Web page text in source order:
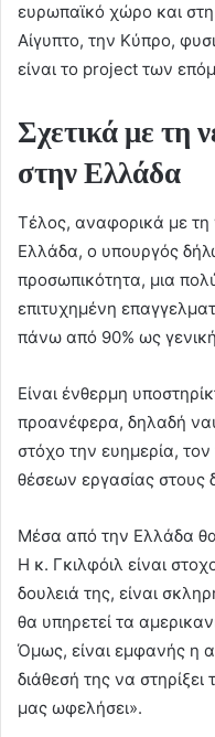
ευρωπαϊκό χώρο και στη
Αίγυπτο, την Κύπρο,
είναι το project των
Σχετικά με
στην Ελλάδα
Τέλος, αναφορικά με
Ελλάδα, ο υπουργός
προσωπικότητα, μια
επιτυχημένη
πάνω από 90% ως
Είναι ένθερμη
προανέφερα, δηλαδή
στόχο την ευημερία,
θέσεων εργασίας στους
Μέσα από την Ελλάδα
Η κ. Γκιλφόιλ είναι
δουλειά της, είναι
θα υπηρετεί τα
Όμως, είναι εμφανής η
διάθεσή της να στηρίξει
μας ωφελήσει».